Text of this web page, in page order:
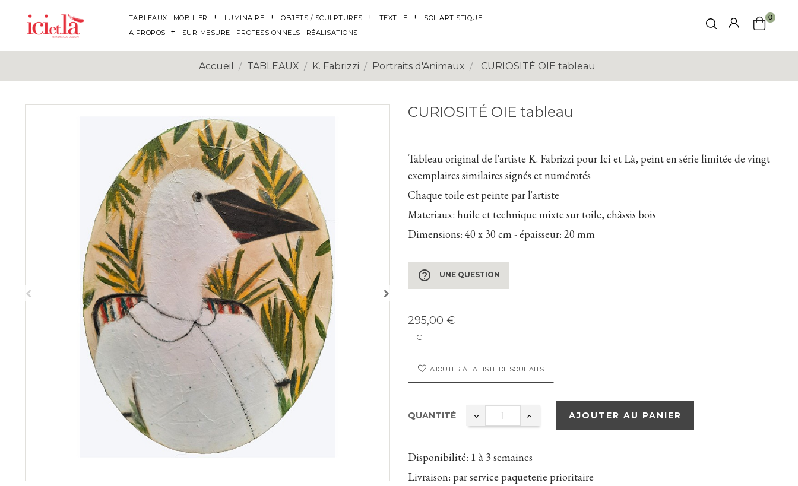
TABLEAUX MOBILIER LUMINAIRE OBJETS / SCULPTURES TEXTILE
SOL ARTISTIQUE
A PROPOS
SUR-MESURE PROFESSIONNELS RÉALISATIONS
0
Accueil TABLEAUX K. Fabrizzi Portraits d'Animaux CURIOSITÉ OIE tableau
CURIOSITÉ OIE tableau
Tableau original de l'artiste K. Fabrizzi pour Ici et Là, peint en série limitée de vingt
exemplaires similaires signés et numérotés
Chaque toile est peinte par l'artiste
Materiaux: huile et technique mixte sur toile, châssis bois
Dimensions: 40 x 30 cm - épaisseur: 20 mm
help_outline UNE QUESTION
295,00 €
TTC
AJOUTER À LA LISTE DE SOUHAITS
QUANTITÉ AJOUTER AU PANIER
Disponibilité: 1 à 3 semaines
Livraison: par service paqueterie prioritaire